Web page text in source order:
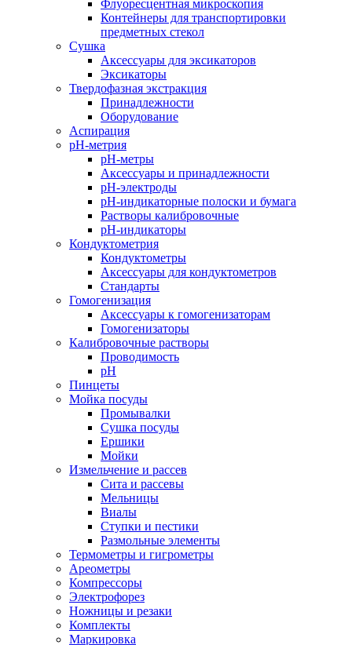
Флуоресцентная микроскопия
Контейнеры для транспортировки
предметных стекол
Сушка
Аксессуары для эксикаторов
Эксикаторы
Твердофазная экстракция
Принадлежности
Оборудование
Аспирация
pH-метрия
pH-метры
Аксессуары и принадлежности
pH-электроды
pH-индикаторные полоски и бумага
Растворы калибровочные
pH-индикаторы
Кондуктометрия
Кондуктометры
Аксессуары для кондуктометров
Стандарты
Гомогенизация
Аксессуары к гомогенизаторам
Гомогенизаторы
Калибровочные растворы
Проводимость
pH
Пинцеты
Мойка посуды
Промывалки
Сушка посуды
Ершики
Мойки
Измельчение и рассев
Сита и рассевы
Мельницы
Виалы
Ступки и пестики
Размольные элементы
Термометры и гигрометры
Ареометры
Компрессоры
Электрофорез
Ножницы и резаки
Комплекты
Маркировка